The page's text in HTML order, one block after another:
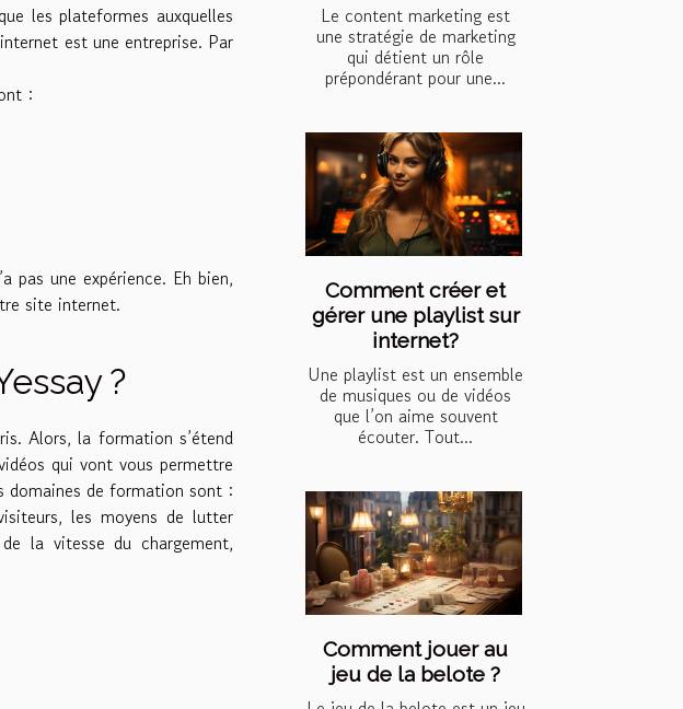
les plateformes auxquelles
est une entreprise. Par
:
pas une expérience. Eh bien,
site internet.
?
Alors, la formation s’étend
qui vont vous permettre
domaines de formation sont :
les moyens de lutter
la vitesse du chargement,
Le content marketing est
une stratégie de marketing
qui détient un rôle
prépondérant pour une...
Comment créer et
gérer une playlist sur
internet?
Une playlist est un ensemble
de musiques ou de vidéos
que l’on aime souvent
écouter. Tout...
Comment jouer au
jeu de la belote ?